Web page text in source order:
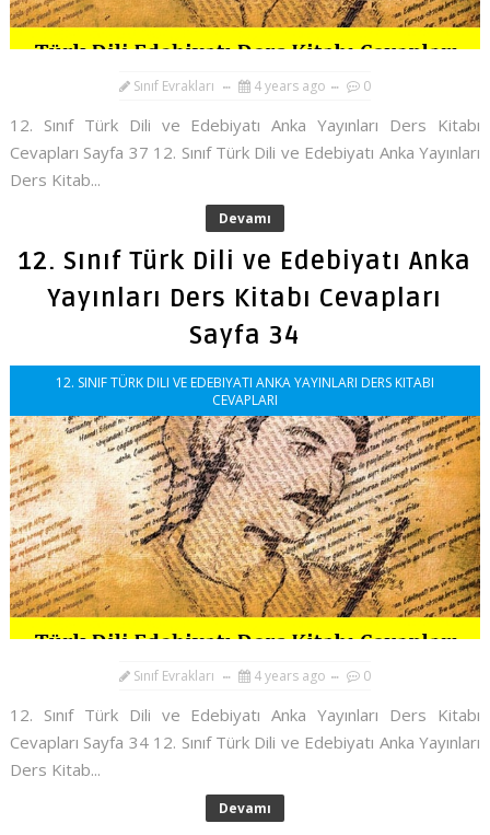
Sınıf Evrakları 4 years ago 0
12. Sınıf Türk Dili ve Edebiyatı Anka Yayınları Ders Kitabı
Cevapları Sayfa 37 12. Sınıf Türk Dili ve Edebiyatı Anka Yayınları
Ders Kitab...
Devamı
12. Sınıf Türk Dili ve Edebiyatı Anka
Yayınları Ders Kitabı Cevapları
Sayfa 34
12. SINIF TÜRK DILI VE EDEBIYATI ANKA YAYINLARI DERS KITABI
CEVAPLARI
Sınıf Evrakları 4 years ago 0
12. Sınıf Türk Dili ve Edebiyatı Anka Yayınları Ders Kitabı
Cevapları Sayfa 34 12. Sınıf Türk Dili ve Edebiyatı Anka Yayınları
Ders Kitab...
Devamı